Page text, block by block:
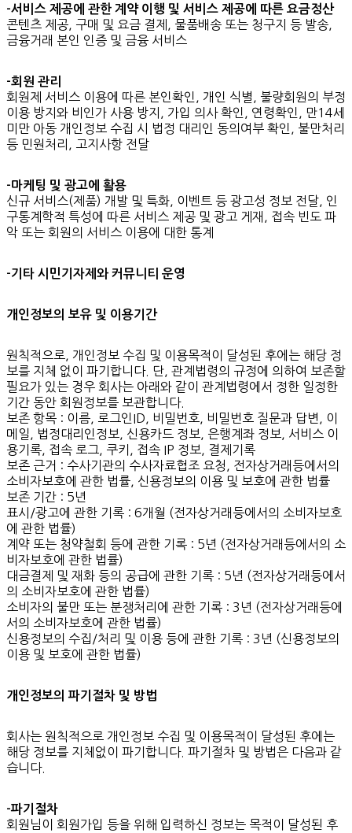
-서비스 제공에 관한 계약 이행 및 서비스 제공에 따른 요금정산
콘텐츠 제공, 구매 및 요금 결제, 물품배송 또는 청구지 등 발송,
금융거래 본인 인증 및 금융 서비스
-회원 관리
회원제 서비스 이용에 따른 본인확인, 개인 식별, 불량회원의 부정
이용 방지와 비인가 사용 방지, 가입 의사 확인, 연령확인, 만14세
미만 아동 개인정보 수집 시 법정 대리인 동의여부 확인, 불만처리
등 민원처리, 고지사항 전달
-마케팅 및 광고에 활용
신규 서비스(제품) 개발 및 특화, 이벤트 등 광고성 정보 전달, 인
구통계학적 특성에 따른 서비스 제공 및 광고 게재, 접속 빈도 파
악 또는 회원의 서비스 이용에 대한 통계
-기타 시민기자제와 커뮤니티 운영
개인정보의 보유 및 이용기간
원칙적으로, 개인정보 수집 및 이용목적이 달성된 후에는 해당 정
보를 지체 없이 파기합니다. 단, 관계법령의 규정에 의하여 보존할
필요가 있는 경우 회사는 아래와 같이 관계법령에서 정한 일정한
기간 동안 회원정보를 보관합니다.
보존 항목 : 이름, 로그인ID, 비밀번호, 비밀번호 질문과 답변, 이
메일, 법정대리인정보, 신용카드 정보, 은행계좌 정보, 서비스 이
용기록, 접속 로그, 쿠키, 접속 IP 정보, 결제기록
보존 근거 : 수사기관의 수사자료협조 요청, 전자상거래등에서의
소비자보호에 관한 법률, 신용정보의 이용 및 보호에 관한 법률
보존 기간 : 5년
표시/광고에 관한 기록 : 6개월 (전자상거래등에서의 소비자보호
에 관한 법률)
계약 또는 청약철회 등에 관한 기록 : 5년 (전자상거래등에서의 소
비자보호에 관한 법률)
대금결제 및 재화 등의 공급에 관한 기록 : 5년 (전자상거래등에서
의 소비자보호에 관한 법률)
소비자의 불만 또는 분쟁처리에 관한 기록 : 3년 (전자상거래등에
서의 소비자보호에 관한 법률)
신용정보의 수집/처리 및 이용 등에 관한 기록 : 3년 (신용정보의
이용 및 보호에 관한 법률)
개인정보의 파기절차 및 방법
회사는 원칙적으로 개인정보 수집 및 이용목적이 달성된 후에는
해당 정보를 지체없이 파기합니다. 파기절차 및 방법은 다음과 같
습니다.
-파기절차
회원님이 회원가입 등을 위해 입력하신 정보는 목적이 달성된 후